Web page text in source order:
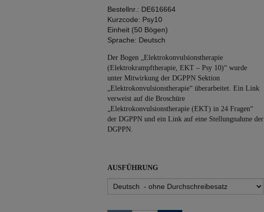
Bestellnr.: DE616664
Kurzcode: Psy10
Einheit (50 Bögen)
Sprache: Deutsch
Der Bogen „Elektrokonvulsionstherapie
(Elektrokrampftherapie, EKT – Psy 10)“ wurde
unter Mitwirkung der DGPPN Sektion
„Elektrokonvulsionstherapie“ überarbeitet. Ein Link
verweist auf die Broschüre
„Elektrokonvulsionstherapie (EKT) in 24 Fragen“
der DGPPN und ein Link auf eine Stellungnahme der
DGPPN.
AUSFÜHRUNG